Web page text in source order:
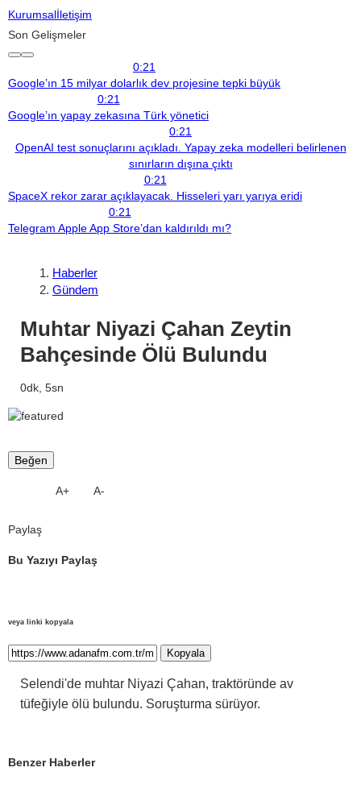
Kurumsalİletişim
Son Gelişmeler
0:21
Google’ın 15 milyar dolarlık dev projesine tepki büyük
0:21
Google’ın yapay zekasına Türk yönetici
0:21
OpenAI test sonuçlarını açıkladı. Yapay zeka modelleri belirlenen
sınırların dışına çıktı
0:21
SpaceX rekor zarar açıklayacak. Hisseleri yarı yarıya eridi
0:21
Telegram Apple App Store’dan kaldırıldı mı?
Haberler
Gündem
Muhtar Niyazi Çahan Zeytin
Bahçesinde Ölü Bulundu
0dk, 5sn
Beğen
A+ A-
Paylaş
Bu Yazıyı Paylaş
veya linki kopyala
Kopyala
Selendi'de muhtar Niyazi Çahan, traktöründe av
tüfeğiyle ölü bulundu. Soruşturma sürüyor.
Benzer Haberler